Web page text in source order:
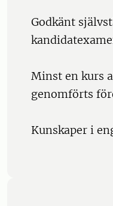
Godkänt
Minst en kurs
genomförts
Kunskaper i